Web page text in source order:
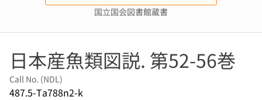
国立国会図書館蔵書
日本産魚類図説. 第52-56巻
Call No. (NDL)
487.5-Ta788n2-k